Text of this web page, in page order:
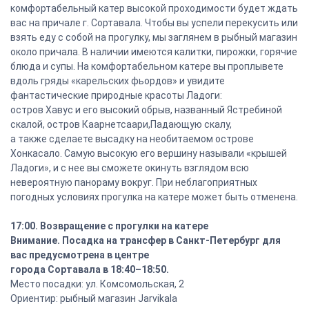
комфортабельный катер высокой проходимости будет ждать
вас на причале г. Сортавала. Чтобы вы успели перекусить или
взять еду с собой на прогулку, мы заглянем в рыбный магазин
около причала. В наличии имеются калитки, пирожки, горячие
блюда и супы. На комфортабельном катере вы проплывете
вдоль гряды «карельских фьордов» и увидите
фантастические природные красоты Ладоги:
остров Хавус и его высокий обрыв, названный Ястребиной
скалой, остров Каарнетсаари,Падающую скалу,
а также сделаете высадку на необитаемом острове
Хонкасало. Самую высокую его вершину называли «крышей
Ладоги», и с нее вы сможете окинуть взглядом всю
невероятную панораму вокруг. При неблагоприятных
погодных условиях прогулка на катере может быть отменена.
17:00. Возвращение с прогулки на катере
Внимание. Посадка на трансфер в Санкт-Петербург для
вас предусмотрена в центре
города Сортавала в 18:40–18:50.
Место посадки: ул. Комсомольская, 2
Ориентир: рыбный магазин Jarvikala